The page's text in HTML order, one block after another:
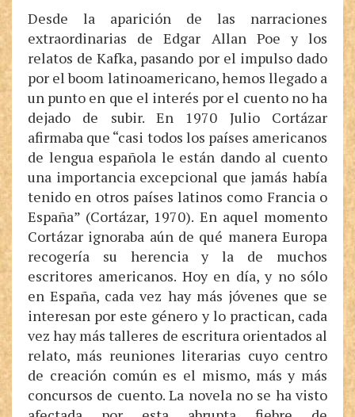
Desde la aparición de las narraciones
extraordinarias de Edgar Allan Poe y los
relatos de Kafka, pasando por el impulso dado
por el boom latinoamericano, hemos llegado a
un punto en que el interés por el cuento no ha
dejado de subir. En 1970 Julio Cortázar
afirmaba que “casi todos los países americanos
de lengua española le están dando al cuento
una importancia excepcional que jamás había
tenido en otros países latinos como Francia o
España” (Cortázar, 1970). En aquel momento
Cortázar ignoraba aún de qué manera Europa
recogería su herencia y la de muchos
escritores americanos. Hoy en día, y no sólo
en España, cada vez hay más jóvenes que se
interesan por este género y lo practican, cada
vez hay más talleres de escritura orientados al
relato, más reuniones literarias cuyo centro
de creación común es el mismo, más y más
concursos de cuento. La novela no se ha visto